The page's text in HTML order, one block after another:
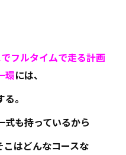
フルタイムで走る計画
環には、
。
式も持っているから
はどんなコースな